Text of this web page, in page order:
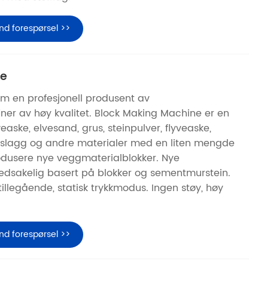
forespørsel >>
en profesjonell produsent av
av høy kvalitet. Block Making Machine er en
elvesand, grus, steinpulver, flyveaske,
og andre materialer med en liten mengde
nye veggmaterialblokker. Nye
basert på blokker og sementmurstein.
statisk trykkmodus. Ingen støy, høy
forespørsel >>